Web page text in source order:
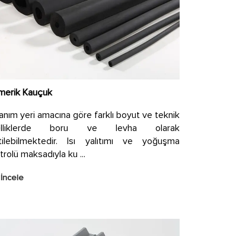
Kauçuk
yeri amacına göre farklı boyut ve teknik
boru ve levha olarak
Isı yalıtımı ve yoğuşma
maksadıyla ku ...
İncele